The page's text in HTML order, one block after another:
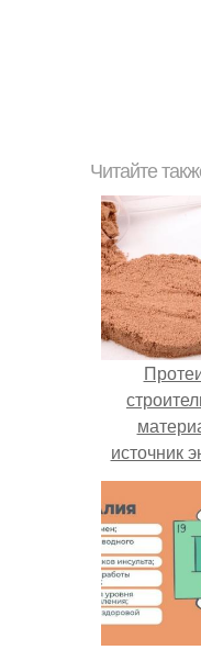
Читайте
источник